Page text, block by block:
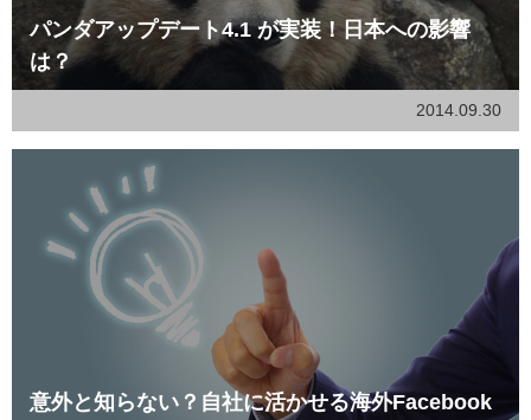
パンダアップデート4.1 が実装！日本への影響
は？
2014.09.30
意外と知らない？自社に活かせる海外Facebook